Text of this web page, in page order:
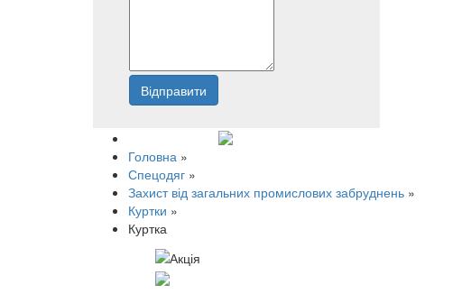
Відправити
Головна »
Спецодяг »
Захист від загальних промислових забруднень »
Куртки »
Куртка